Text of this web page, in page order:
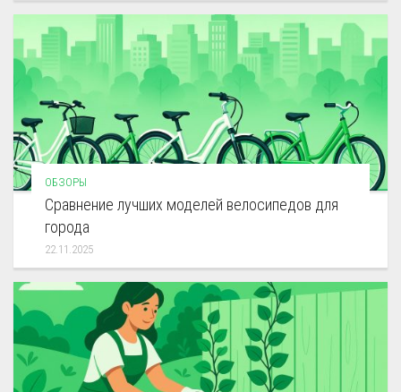
ОБЗОРЫ
Сравнение лучших моделей велосипедов для
города
22.11.2025